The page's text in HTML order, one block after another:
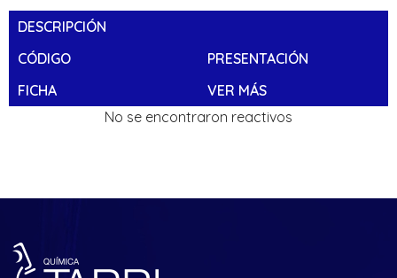
DESCRIPCIÓN
CÓDIGO
PRESENTACIÓN
FICHA
VER MÁS
No se encontraron reactivos